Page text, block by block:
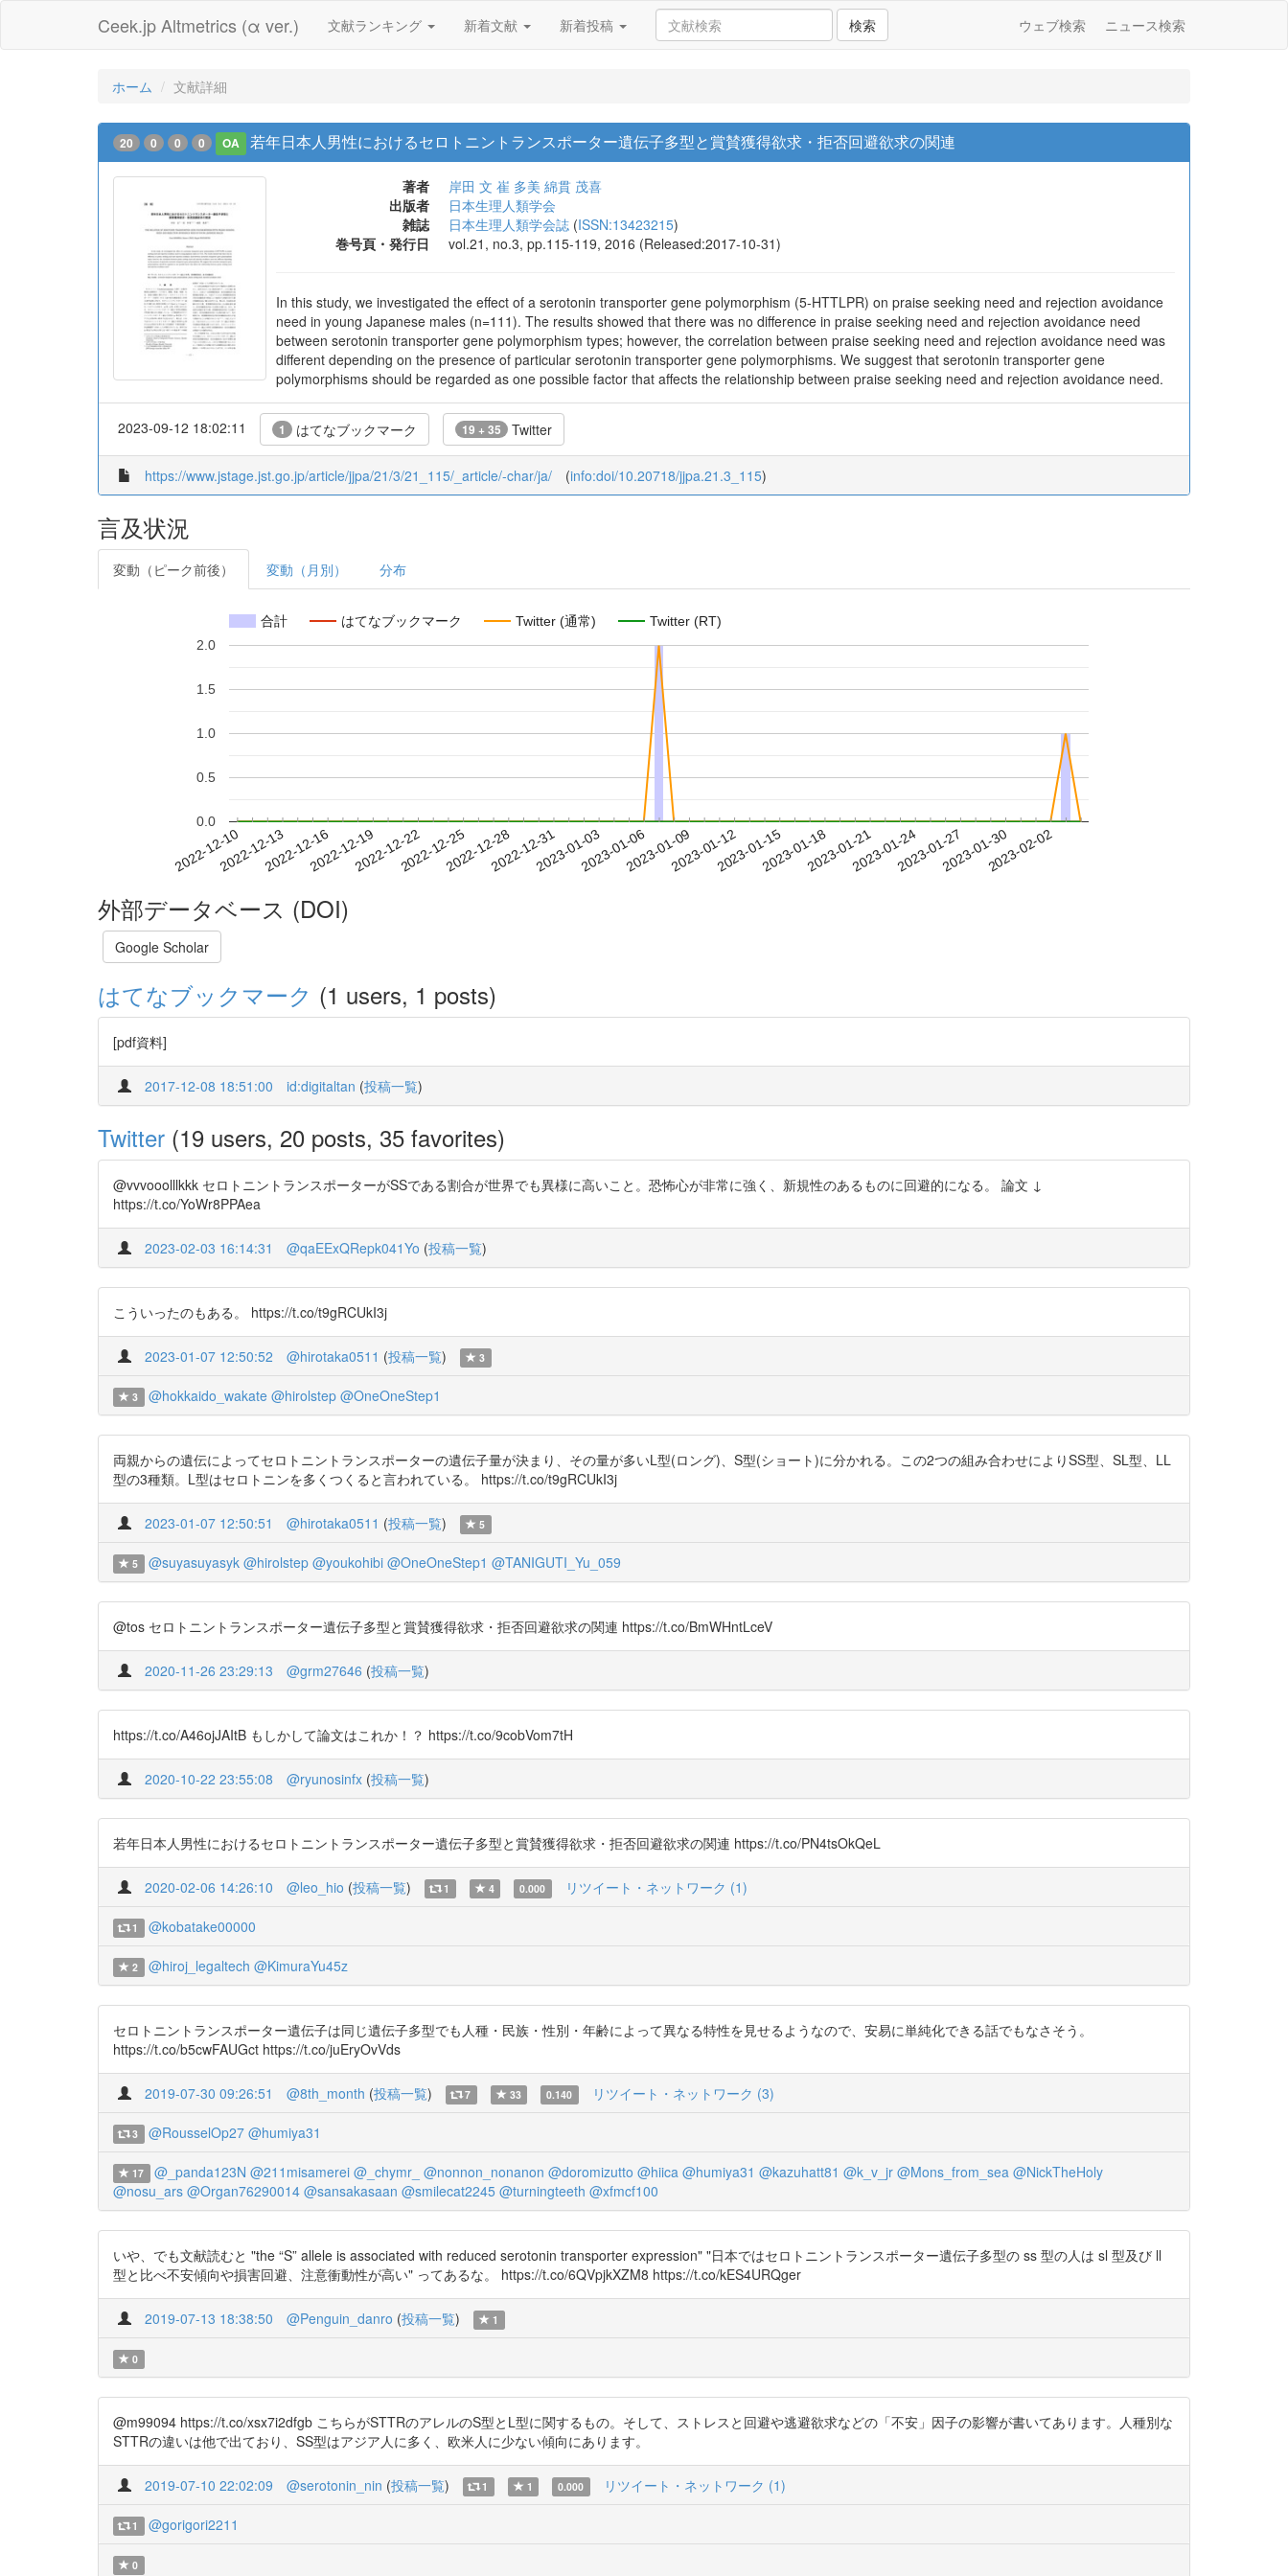
Ceek.jp Altmetrics (α ver.) 文献ランキング 新着文献 新着投稿 検索 ウェブ検索 ニュース検索
ホーム 文献詳細
20 0 0 0 OA 若年日本人男性におけるセロトニントランスポーター遺伝子多型と賞賛獲得欲求・拒否回避欲求の関連
著者 岸田 文 崔 多美 綿貫 茂喜
出版者
日本生理人類学会
雑誌
日本生理人類学会誌 (ISSN:13423215)
巻号頁・発行日
vol.21, no.3, pp.115-119, 2016 (Released:2017-10-31)
In this study, we investigated the effect of a serotonin transporter gene polymorphism (5-HTTLPR) on praise seeking need and rejection avoidance
need in young Japanese males (n=111). The results showed that there was no difference in praise seeking need and rejection avoidance need
between serotonin transporter gene polymorphism types; however, the correlation between praise seeking need and rejection avoidance need was
different depending on the presence of particular serotonin transporter gene polymorphisms. We suggest that serotonin transporter gene
polymorphisms should be regarded as one possible factor that affects the relationship between praise seeking need and rejection avoidance need.
2023-09-12 18:02:11 1 はてなブックマーク 19 + 35 Twitter
https://www.jstage.jst.go.jp/article/jjpa/21/3/21_115/_article/-char/ja/ (info:doi/10.20718/jjpa.21.3_115)
言及状況
変動（ピーク前後） 変動（月別） 分布
合計 はてなブックマーク Twitter (通常) Twitter (RT)
2022-12-102022-12-132022-12-162022-12-192022-12-222022-12-252022-12-282022-12-312023-01-032023-01-062023-01-092023-01-122023-01-152023-01-182023-01-212023-01-242023-01-272023-01-302023-02-02
0.0
0.5
1.0
1.5
2.0
外部データベース (DOI)
Google Scholar
はてなブックマーク (1 users, 1 posts)
[pdf資料]
2017-12-08 18:51:00 id:digitaltan (投稿一覧)
Twitter (19 users, 20 posts, 35 favorites)
@vvvooolllkkk セロトニントランスポーターがSSである割合が世界でも異様に高いこと。恐怖心が非常に強く、新規性のあるものに回避的になる。 論文 ↓
https://t.co/YoWr8PPAea
2023-02-03 16:14:31 @qaEExQRepk041Yo (投稿一覧)
こういったのもある。 https://t.co/t9gRCUkI3j
2023-01-07 12:50:52 @hirotaka0511 (投稿一覧) 3
3 @hokkaido_wakate @hirolstep @OneOneStep1
両親からの遺伝によってセロトニントランスポーターの遺伝子量が決まり、その量が多いL型(ロング)、S型(ショート)に分かれる。この2つの組み合わせによりSS型、SL型、LL
型の3種類。L型はセロトニンを多くつくると言われている。 https://t.co/t9gRCUkI3j
2023-01-07 12:50:51 @hirotaka0511 (投稿一覧) 5
5 @suyasuyasyk @hirolstep @youkohibi @OneOneStep1 @TANIGUTI_Yu_059
@tos セロトニントランスポーター遺伝子多型と賞賛獲得欲求・拒否回避欲求の関連 https://t.co/BmWHntLceV
2020-11-26 23:29:13 @grm27646 (投稿一覧)
https://t.co/A46ojJAItB もしかして論文はこれか！？ https://t.co/9cobVom7tH
2020-10-22 23:55:08 @ryunosinfx (投稿一覧)
若年日本人男性におけるセロトニントランスポーター遺伝子多型と賞賛獲得欲求・拒否回避欲求の関連 https://t.co/PN4tsOkQeL
2020-02-06 14:26:10 @leo_hio (投稿一覧) 1 4 0.000 リツイート・ネットワーク (1)
1 @kobatake00000
2 @hiroj_legaltech @KimuraYu45z
セロトニントランスポーター遺伝子は同じ遺伝子多型でも人種・民族・性別・年齢によって異なる特性を見せるようなので、安易に単純化できる話でもなさそう。
https://t.co/b5cwFAUGct https://t.co/juEryOvVds
2019-07-30 09:26:51 @8th_month (投稿一覧) 7 33 0.140 リツイート・ネットワーク (3)
3 @RousselOp27 @humiya31
17 @_panda123N @211misamerei @_chymr_ @nonnon_nonanon @doromizutto @hiica @humiya31 @kazuhatt81 @k_v_jr @Mons_from_sea @NickTheHoly
@nosu_ars @Organ76290014 @sansakasaan @smilecat2245 @turningteeth @xfmcf100
いや、でも文献読むと "the “S” allele is associated with reduced serotonin transporter expression" "日本ではセロトニントランスポーター遺伝子多型の ss 型の人は sl 型及び ll
型と比べ不安傾向や損害回避、注意衝動性が高い" ってあるな。 https://t.co/6QVpjkXZM8 https://t.co/kES4URQger
2019-07-13 18:38:50 @Penguin_danro (投稿一覧) 1
0
@m99094 https://t.co/xsx7i2dfgb こちらがSTTRのアレルのS型とL型に関するもの。そして、ストレスと回避や逃避欲求などの「不安」因子の影響が書いてあります。人種別な
STTRの違いは他で出ており、SS型はアジア人に多く、欧米人に少ない傾向にあります。
2019-07-10 22:02:09 @serotonin_nin (投稿一覧) 1 1 0.000 リツイート・ネットワーク (1)
1 @gorigori2211
0